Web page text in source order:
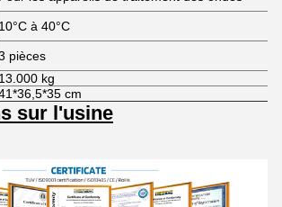
10°C à 40°C
pièces
13.000 kg
cm
sur l'usine